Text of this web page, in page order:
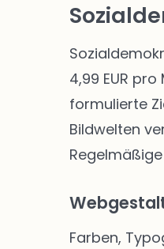
4,99 EUR
formulierte
Bildwelten
Farben,